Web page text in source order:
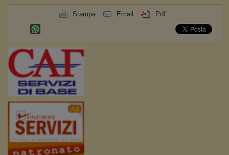
Stampa Email Pdf